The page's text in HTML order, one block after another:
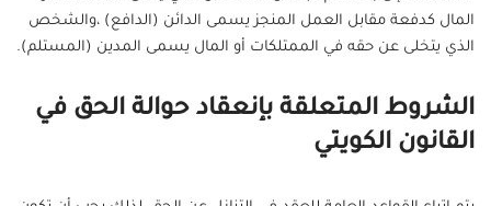
المال كدفعة مقابل العمل المنجز يسمى الدائن (الدافع) ،والشخص
الذي يتخلى عن حقه في الممتلكات أو المال يسمى المدين (المستلم).
الشروط المتعلقة بإنعقاد حوالة الحق في
القانون الكويتي